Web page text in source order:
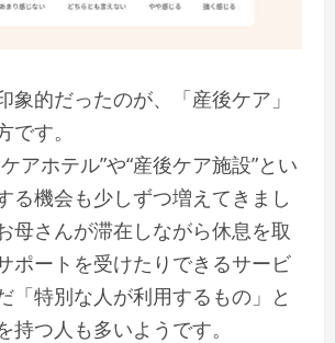
象的だったのが、「産後ケア」
す。
アホテル”や“産後ケア施設”とい
る機会も少しずつ増えてきまし
母さんが滞在しながら休息を取
ポートを受けたりできるサービ
「特別な人が利用するもの」と
持つ人も多いようです。